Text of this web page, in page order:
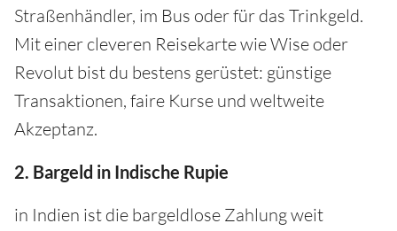
Straßenhändler, im Bus oder für das Trinkgeld.
Mit einer cleveren Reisekarte wie Wise oder
Revolut bist du bestens gerüstet: günstige
Transaktionen, faire Kurse und weltweite
Akzeptanz.
2. Bargeld in Indische Rupie
in Indien ist die bargeldlose Zahlung weit